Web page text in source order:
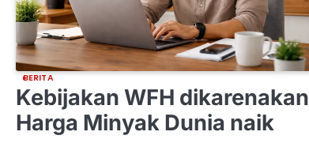
BERITA
Kebijakan WFH dikarenakan
Harga Minyak Dunia naik